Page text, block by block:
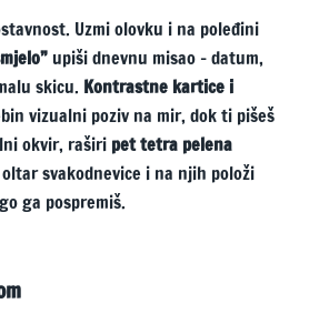
Uzmi olovku i na poleđini
upiši dnevnu misao – datum,
skicu. Kontrastne kartice i
vizualni poziv na mir, dok ti pišeš
okvir, raširi pet tetra pelena
svakodnevice i na njih položi
ga pospremiš.